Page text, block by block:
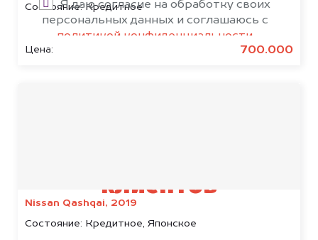
Состояние:Кредитное
Цена: 700.000
Nissan Qashqai, 2019
Состояние: Кредитное, Японское
Я даю согласие на обработку своих
персональных данных и соглашаюсь с
политикой конфиденциальности
клиентов